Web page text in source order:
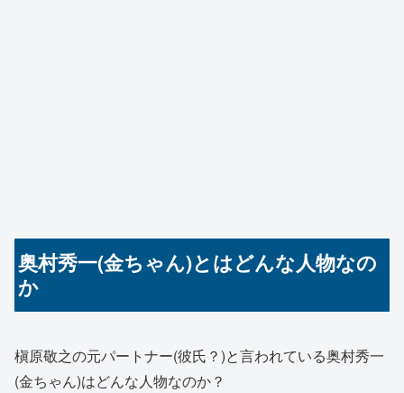
奥村秀一(金ちゃん)とはどんな人物なの
か
槇原敬之の元パートナー(彼氏？)と言われている奥村秀一
(金ちゃん)はどんな人物なのか？